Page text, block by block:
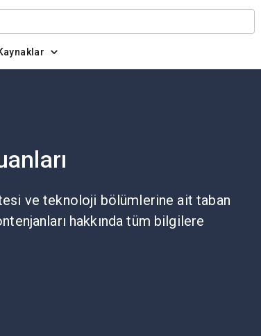
ve teknoloji bölümlerine ait taban
hakkında tüm bilgilere